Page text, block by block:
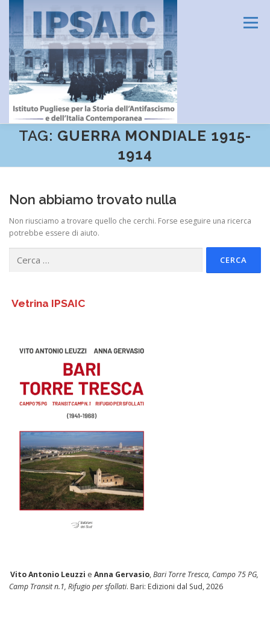
Passa
Menu
DIDATTICA E FORMAZIONE
AMMINISTRAZIONE TRASPARENTE
TAG: GUERRA MONDIALE 1915-
1914
Non abbiamo trovato nulla
Non riusciamo a trovare quello che cerchi. Forse eseguire una ricerca
potrebbe essere di aiuto.
per:
Vetrina IPSAIC
Vito Antonio Leuzzi eAnna Gervasio,Bari Torre Tresca, Campo 75 PG,
Camp Transit n.1, Rifugio per sfollati. Bari: Edizioni dal Sud, 2026